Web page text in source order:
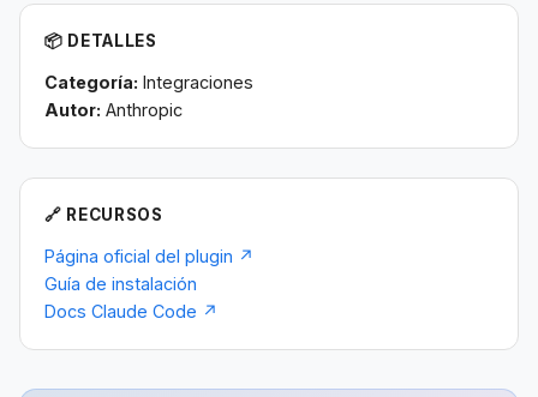
📦 DETALLES
Categoría: Integraciones
Autor: Anthropic
🔗 RECURSOS
Página oficial del plugin ↗
Guía de instalación
Docs Claude Code ↗